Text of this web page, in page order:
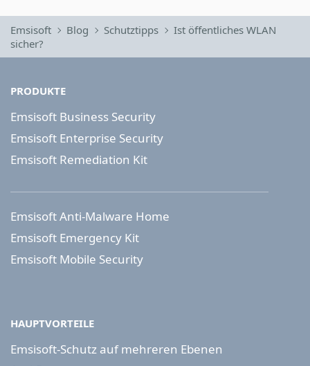
Emsisoft Blog Schutztipps
Ist öffentliches WLAN
sicher?
PRODUKTE
Emsisoft Business Security
Emsisoft Enterprise Security
Emsisoft Remediation Kit
Emsisoft Anti-Malware Home
Emsisoft Emergency Kit
Emsisoft Mobile Security
HAUPTVORTEILE
Emsisoft-Schutz auf mehreren Ebenen